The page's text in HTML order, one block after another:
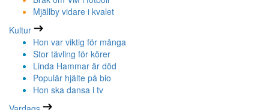
Mjällby vidare i kvalet
Kultur
Hon var viktig för många
Stor tävling för körer
Linda Hammar är död
Populär hjälte på bio
Hon ska dansa i tv